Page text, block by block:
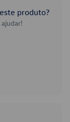
produto?